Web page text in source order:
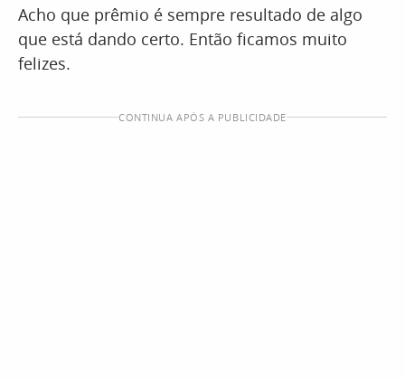
Acho que prêmio é sempre resultado de algo
que está dando certo. Então ficamos muito
felizes.
CONTINUA APÓS A PUBLICIDADE